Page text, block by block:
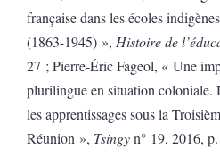
française dans les écoles
(1863-1945) », Histoire de
27 ; Pierre-Éric Fageol, « Une
plurilingue en situation coloniale.
les apprentissages sous la
Réunion », Tsingyn° 19, 2016,